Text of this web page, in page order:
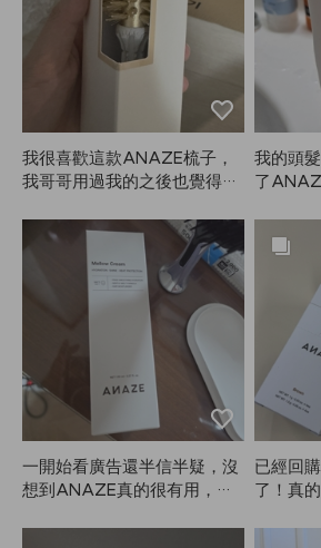
有立刻
作補充
沒太大
頭髮越
變化。
我很喜歡這款ANAZE梳子，
我哥哥用過我的之後也覺得很
幫他選了適合男生的尺寸。感
謝！
我的頭
了
柔順了
一開始看廣告還半信半疑，沒
想到ANAZE真的很有用，熱
已經回
了！真